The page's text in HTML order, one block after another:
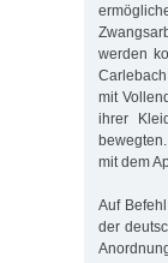
werden
mit
ihrer
mit dem
Auf
der